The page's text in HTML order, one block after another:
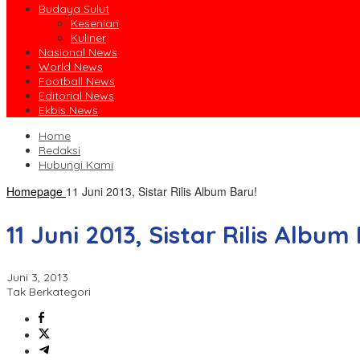
Budaya Sulut
Kesenian
Kuliner
Nasional News
World News
Football News
Editorial News
Ekbis News
Home
Redaksi
Hubungi Kami
Homepage 11 Juni 2013, Sistar Rilis Album Baru!
11 Juni 2013, Sistar Rilis Album
Juni 3, 2013
Tak Berkategori